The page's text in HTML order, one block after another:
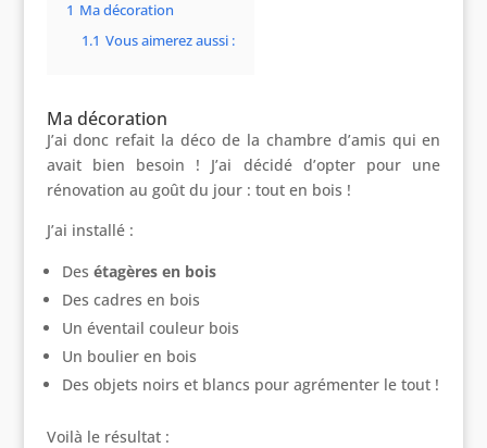
1 Ma décoration
1.1 Vous aimerez aussi :
Ma décoration
J’ai donc refait la déco de la chambre d’amis qui en
avait bien besoin ! J’ai décidé d’opter pour une
rénovation au goût du jour : tout en bois !
J’ai installé :
Des étagères en bois
Des cadres en bois
Un éventail couleur bois
Un boulier en bois
Des objets noirs et blancs pour agrémenter le tout !
Voilà le résultat :